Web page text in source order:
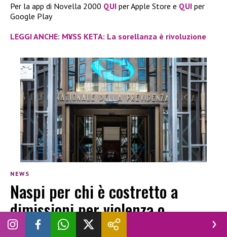
Per la app di Novella 2000 QUI per Apple Store e QUI per
Google Play
LEGGI ANCHE: M¥SS KETA: La sorellanza è rivoluzione
NEWS
Naspi per chi è costretto a
dimissioni per violenza o
molestie: lo chiarisce l’Inps